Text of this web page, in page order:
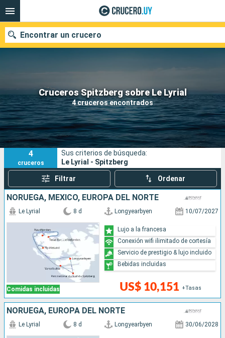
Cruceros Spitzberg sobre Le Lyrial
4 cruceros encontrados
Encontrar un crucero
Nuestros destinos
Fecha de salida
Puertos Compañías
Buscar
4
cruceros
Sus criterios de búsqueda:
Le Lyrial - Spitzberg
Filtrar Ordenar
NORUEGA, MÉXICO, EUROPA DEL NORTE
Comidas incluidas
Le Lyrial 8 d Longyearbyen 10/07/2027
US$ 10,151 +Tasas
Lujo a la francesa
Conexión wifi ilimitado de cortesía
Servicio de prestigio & lujo incluido
Bebidas incluidas
NORUEGA, EUROPA DEL NORTE
Le Lyrial 8 d Longyearbyen 30/06/2028